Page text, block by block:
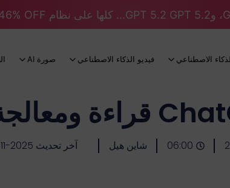
الاصطناعي فيديو الذكاء الاصطناعي صورة AI
06:00 شاين هيل آخر تحديث 2025-11-05